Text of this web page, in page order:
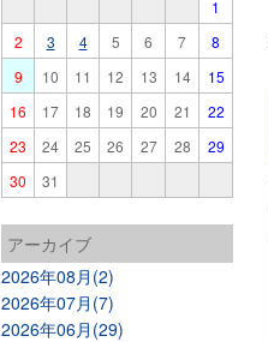
1
2
3 4 5 6 7
8
9
10 11 12 13 14
15
16
17 18 19 20 21
22
23
24 25 26 27 28
29
30
31
アーカイブ
2026年08月(2)
2026年07月(7)
2026年06月(29)